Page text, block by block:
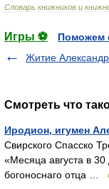
Словарь книжников и
Игры ⚽
Поможем
Житие
Смотреть что
Иродион, игумен
Свирского Спасско
«Месяца августа в
богоноснаго отца …